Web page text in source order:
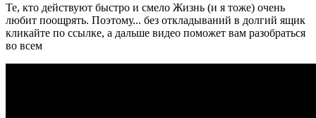
Те, кто действуют быстро и смело Жизнь (и я тоже) очень
любит поощрять. Поэтому... без откладываний в долгий ящик
кликайте по ссылке, а дальше видео поможет вам разобраться
во всем